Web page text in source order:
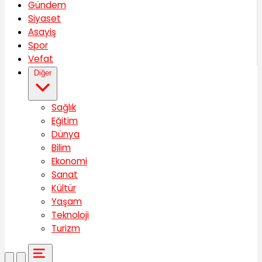
Gündem
Siyaset
Asayiş
Spor
Vefat
Diğer
Sağlık
Eğitim
Dünya
Bilim
Ekonomi
Sanat
Kültür
Yaşam
Teknoloji
Turizm